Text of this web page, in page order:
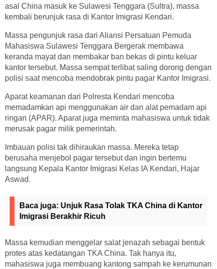
asal China masuk ke Sulawesi Tenggara (Sultra), massa
kembali berunjuk rasa di Kantor Imigrasi Kendari.
Massa pengunjuk rasa dari Aliansi Persatuan Pemuda
Mahasiswa Sulawesi Tenggara Bergerak membawa
keranda mayat dan membakar ban bekas di pintu keluar
kantor tersebut. Massa sempat terlibat saling dorong dengan
polisi saat mencoba mendobrak pintu pagar Kantor Imigrasi.
Aparat keamanan dari Polresta Kendari mencoba
memadamkan api menggunakan air dan alat pemadam api
ringan (APAR). Aparat juga meminta mahasiswa untuk tidak
merusak pagar milik pemerintah.
Imbauan polisi tak dihiraukan massa. Mereka tetap
berusaha menjebol pagar tersebut dan ingin bertemu
langsung Kepala Kantor Imigrasi Kelas IA Kendari, Hajar
Aswad.
Baca juga: Unjuk Rasa Tolak TKA China di Kantor
Imigrasi Berakhir Ricuh
Massa kemudian menggelar salat jenazah sebagai bentuk
protes atas kedatangan TKA China. Tak hanya itu,
mahasiswa juga membuang kantong sampah ke kerumunan